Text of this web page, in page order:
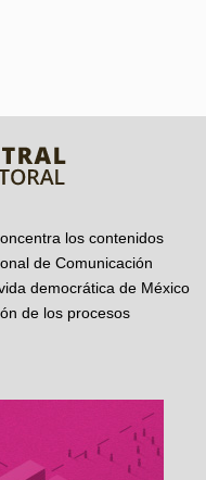
los contenidos
de Comunicación
democrática de México
de los procesos